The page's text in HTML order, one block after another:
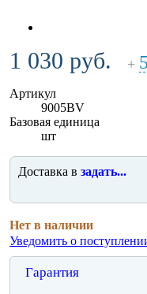
1 030 руб. +
Артикул
9005BV
Базовая единица
шт
Доставка в задать...
Нет в наличии
Уведомить о
Гарантия